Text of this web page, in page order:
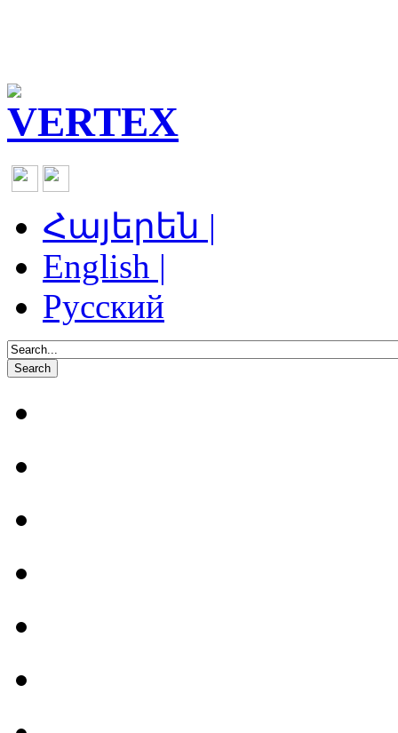
Հայերեն |
English |
Русский